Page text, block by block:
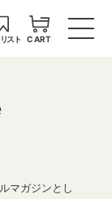
スト CART
マガジンとし